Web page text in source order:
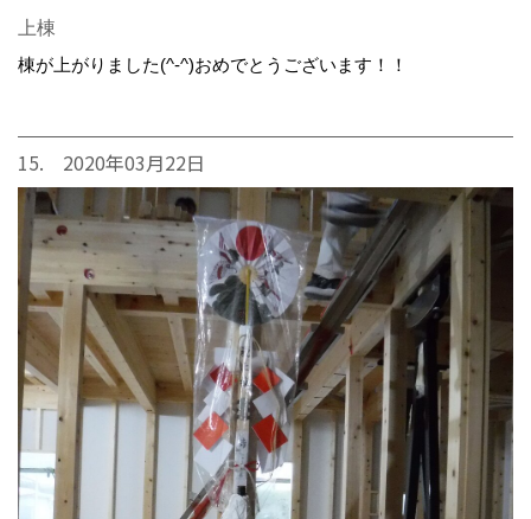
上棟
棟が上がりました(^-^)おめでとうございます！！
15. 2020年03月22日